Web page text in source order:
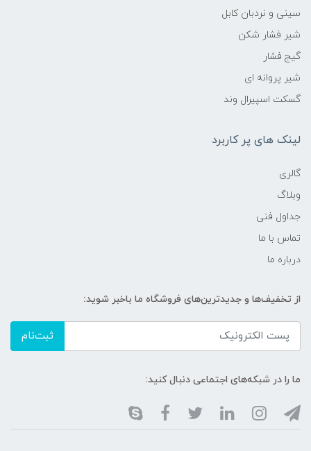
سینی و نردبان کابل
شیر فشار شکن
گیج فشار
شیر پروانه ای
گسکت اسپیرال وند
لینک های پر کاربرد
گالری
وبلاگ
جداول فنی
تماس با ما
درباره ما
از تخفیف‌ها و جدیدترین‌های فروشگاه ما باخبر شوید:
ثبت‌نام
ما را در شبکه‌های اجتماعی دنبال کنید: